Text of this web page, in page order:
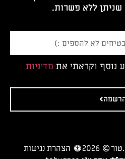
שניתן ללא פשרות.
נוסף וקראתי את מדיניות
2026
הצהרת נגישות